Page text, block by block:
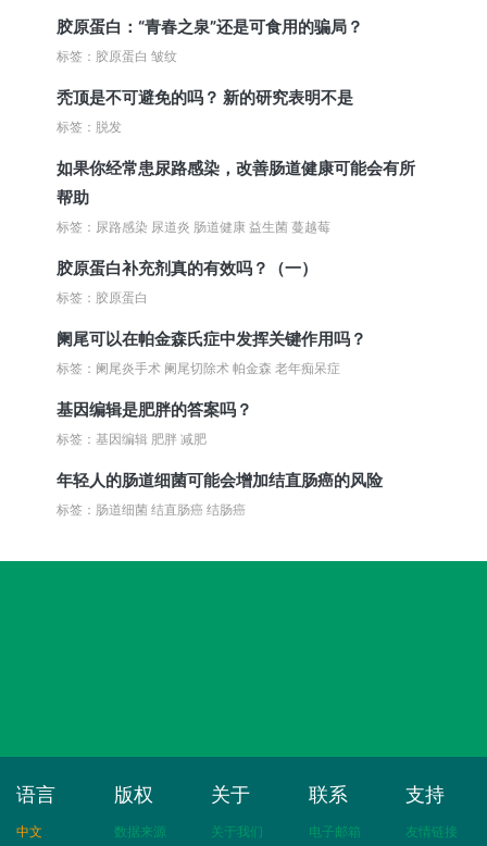
胶原蛋白：“青春之泉”还是可食用的骗局？
标签：胶原蛋白 皱纹
秃顶是不可避免的吗？ 新的研究表明不是
标签：脱发
如果你经常患尿路感染，改善肠道健康可能会有所
帮助
标签：尿路感染 尿道炎 肠道健康 益生菌 蔓越莓
胶原蛋白补充剂真的有效吗？（一）
标签：胶原蛋白
阑尾可以在帕金森氏症中发挥关键作用吗？
标签：阑尾炎手术 阑尾切除术 帕金森 老年痴呆症
基因编辑是肥胖的答案吗？
标签：基因编辑 肥胖 减肥
年轻人的肠道细菌可能会增加结直肠癌的风险
标签：肠道细菌 结直肠癌 结肠癌
语言
中文
版权
数据来源
关于
关于我们
联系
电子邮箱
支持
友情链接